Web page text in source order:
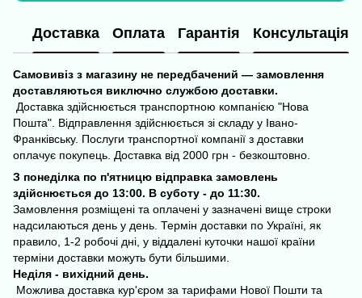
Доставка Оплата Гарантія Консультація
Самовивіз з магазину не передбачений — замовлення
доставляються виключно службою доставки.
Доставка здійснюється транспортною компанією "Нова
Пошта". Відправлення здійснюється зі складу у Івано-
Франківську. Послуги транспортної компанії з доставки
оплачує покупець. Доставка від 2000 грн - безкоштовно.
З понеділка по п'ятницю відправка замовлень
здійснюється до 13:00. В суботу - до 11:30.
Замовлення розміщені та оплачені у зазначені вище строки
надсилаються день у день. Термін доставки по Україні, як
правило, 1-2 робочі дні, у віддалені куточки нашої країни
терміни доставки можуть бути більшими.
Неділя - вихідний день.
Можлива доставка кур'єром за тарифами Нової Пошти та